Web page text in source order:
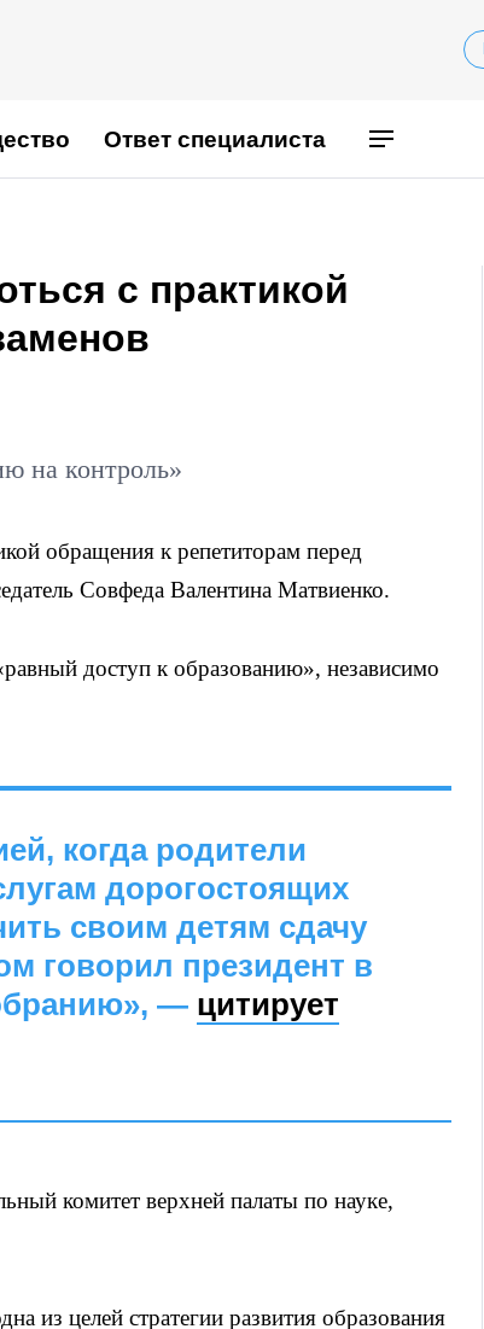
Ответ специалиста
с практикой
на контроль»
обращения к репетиторам перед
Совфеда Валентина Матвиенко.
доступ к образованию», независимо
когда родители
дорогостоящих
своим детям сдачу
говорил президент в
— цитирует
комитет верхней палаты по науке,
из целей стратегии развития образования